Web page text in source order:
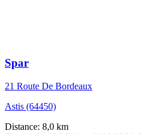
Spar
21 Route De Bordeaux
Astis (64450)
Distance: 8,0 km